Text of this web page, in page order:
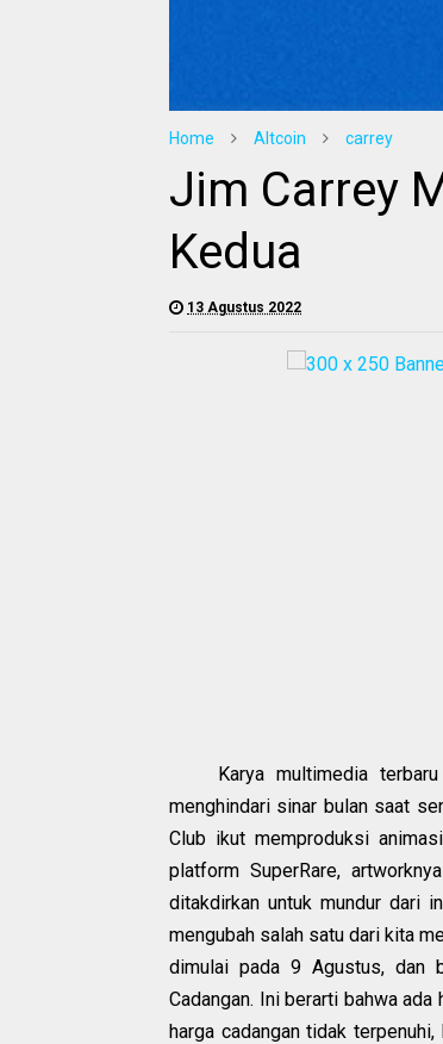
Home Altcoin carrey
Jim Carrey
Kedua
13 Agustus 2022
Karya multimedia
menghindari sinar bulan saat
Club ikut memproduksi
platform SuperRare,
ditakdirkan untuk mundur dari
mengubah salah satu dari kita
dimulai pada 9 Agustus, dan
Cadangan. Ini berarti bahwa
harga cadangan tidak